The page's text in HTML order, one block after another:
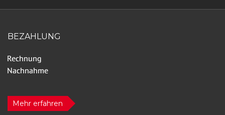
BEZAHLUNG
Mehr erfahren